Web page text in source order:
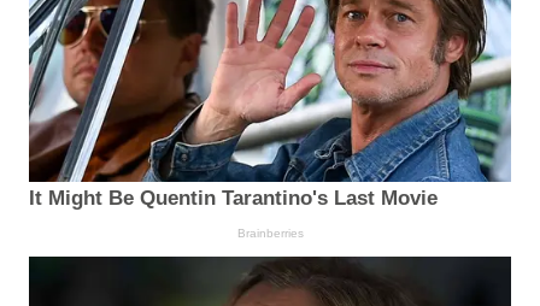
It Might Be Quentin Tarantino's Last Movie
Brainberries